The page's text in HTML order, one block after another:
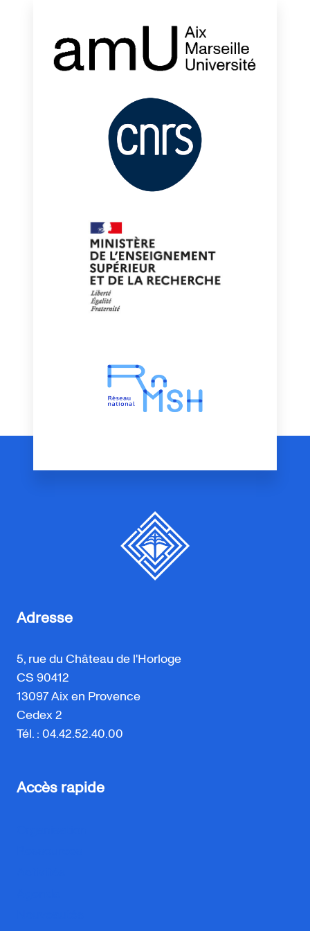
Adresse
5, rue du Château de l'Horloge
CS 90412
13097 Aix en Provence
Cedex 2
Tél. : 04.42.52.40.00
Accès rapide